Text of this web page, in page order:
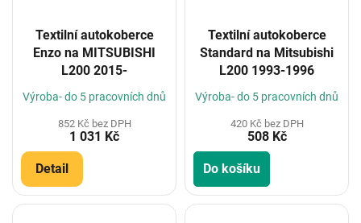
Textilní autokoberce
Enzo na MITSUBISHI
L200 2015-
Výroba- do 5 pracovních dnů
852 Kč bez DPH
1 031 Kč
Detail
Textilní autokoberce
Standard na Mitsubishi
L200 1993-1996
Výroba- do 5 pracovních dnů
420 Kč bez DPH
508 Kč
Do košíku